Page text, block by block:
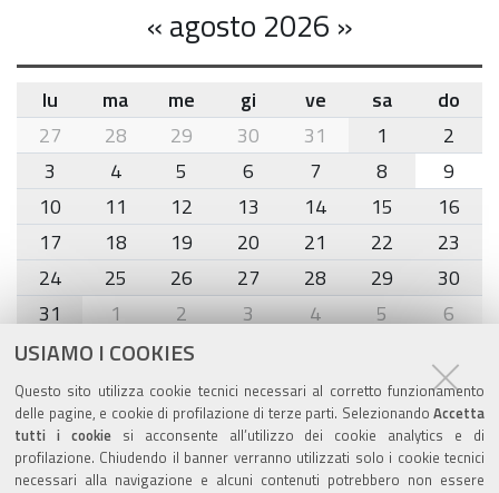
USIAMO I COOKIES
Questo sito utilizza cookie tecnici necessari al corretto funzionamento
delle pagine, e cookie di profilazione di terze parti. Selezionando Accetta
tutti i cookiesi acconsente all’utilizzo dei cookie analytics e di
profilazione. Chiudendo il banner verranno utilizzati solo i cookie tecnici
necessari alla navigazione e alcuni contenuti potrebbero non essere
«agosto 2026 »
month-
8
lu ma me gi ve sa
do
27
28 29 30 31 1
2
3
4 5 6 7 8
9
10
11 12 13 14 15
16
17
18 19 20 21 22
23
24
25 26 27 28 29
30
31
1 2 3 4 5 6
Agenda eventi
torna alla sezione